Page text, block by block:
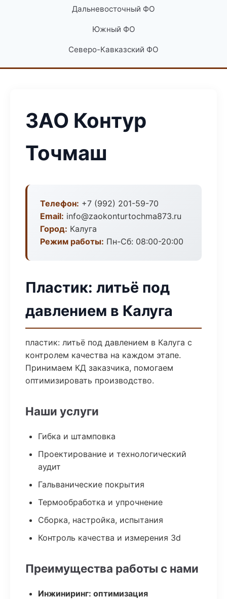
Дальневосточный ФО
Южный ФО
Северо-Кавказский ФО
ЗАО Контур
Точмаш
Телефон: +7 (992) 201-59-70
Email: info@zaokonturtochma873.ru
Город: Калуга
Режим работы: Пн-Сб: 08:00-20:00
Пластик: литьё под
давлением в Калуга
пластик: литьё под давлением в Калуга с
контролем качества на каждом этапе.
Принимаем КД заказчика, помогаем
оптимизировать производство.
Наши услуги
Гибка и штамповка
Проектирование и технологический
аудит
Гальванические покрытия
Термообработка и упрочнение
Сборка, настройка, испытания
Контроль качества и измерения 3d
Преимущества работы с нами
Инжиниринг: оптимизация